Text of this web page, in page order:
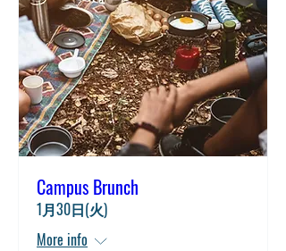
Campus Brunch
1月30日(火)
More info